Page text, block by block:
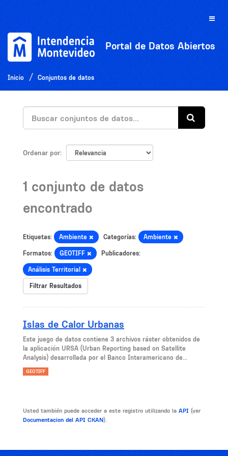
Toggle
Portal de Datos Abiertos
Inicio Conjuntos de datos
Ordenar por
1 conjunto de datos
encontrado
Etiquetas: Ambiente Categorías: Ambiente
Formatos: GEOTIFF Publicadores:
Análisis Territorial
Filtrar Resultados
Islas de Calor Urbanas
Este juego de datos contiene 3 archivos ráster obtenidos de
la aplicación URSA (Urban Reporting based on Satellite
Analysis) desarrollada por el Banco Interamericano de...
GEOTIFF
Usted también puede acceder a este registro utilizando la API (ver
Documentacion del API CKAN).